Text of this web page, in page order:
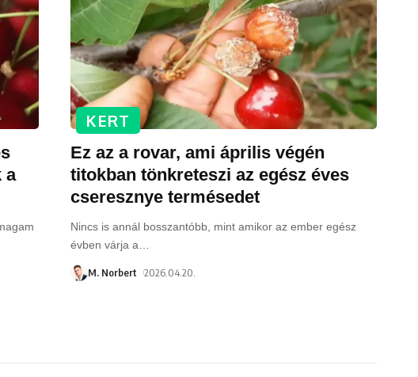
a
KERT
Ez az a rovar, ami április végén
titokban tönkreteszi az egész éves
cseresznye termésedet
Nincs is annál bosszantóbb, mint amikor az ember egész
évben várja a
M. Norbert 2026.04.20.